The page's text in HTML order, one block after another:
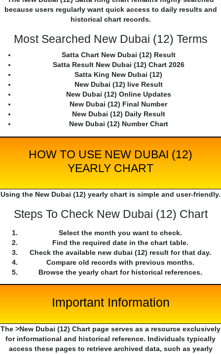
because users regularly want quick access to daily results and
historical chart records.
Most Searched New Dubai (12) Terms
Satta Chart New Dubai (12) Result
Satta Result New Dubai (12) Chart 2026
Satta King New Dubai (12)
New Dubai (12) live Result
New Dubai (12) Online Updates
New Dubai (12) Final Number
New Dubai (12) Daily Result
New Dubai (12) Number Chart
HOW TO USE NEW DUBAI (12)
YEARLY CHART
Using the New Dubai (12) yearly chart is simple and user-friendly.
Steps To Check New Dubai (12) Chart
Select the month you want to check.
Find the required date in the chart table.
Check the available new dubai (12) result for that day.
Compare old records with previous months.
Browse the yearly chart for historical references.
Important Information
The >New Dubai (12) Chart page serves as a resource exclusively
for informational and historical reference. Individuals typically
access these pages to retrieve archived data, such as yearly